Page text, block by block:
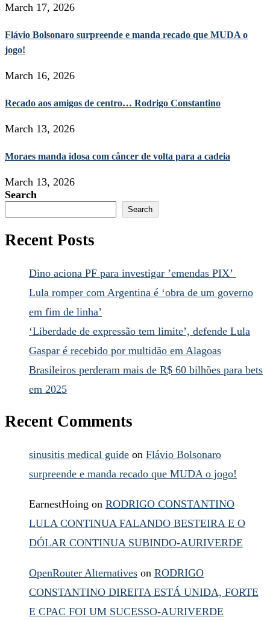
March 17, 2026
Flávio Bolsonaro surpreende e manda recado que MUDA o
jogo!
March 16, 2026
Recado aos amigos de centro… Rodrigo Constantino
March 13, 2026
Moraes manda idosa com câncer de volta para a cadeia
March 13, 2026
Search
Search
Recent Posts
Dino aciona PF para investigar ’emendas PIX’
Lula romper com Argentina é ‘obra de um governo
em fim de linha’
‘Liberdade de expressão tem limite’, defende Lula
Gaspar é recebido por multidão em Alagoas
Brasileiros perderam mais de R$ 60 bilhões para bets
em 2025
Recent Comments
sinusitis medical guide on Flávio Bolsonaro
surpreende e manda recado que MUDA o jogo!
EarnestHoing on RODRIGO CONSTANTINO
LULA CONTINUA FALANDO BESTEIRA E O
DÓLAR CONTINUA SUBINDO-AURIVERDE
OpenRouter Alternatives on RODRIGO
CONSTANTINO DIREITA ESTÁ UNIDA, FORTE
E CPAC FOI UM SUCESSO-AURIVERDE